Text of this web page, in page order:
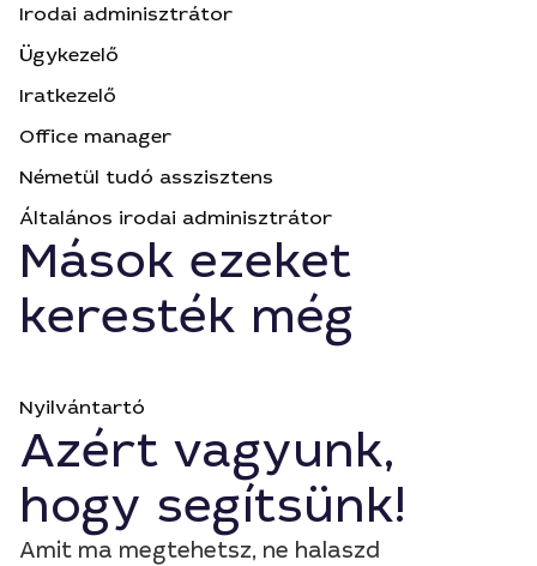
Irodai adminisztrátor
Ügykezelő
Iratkezelő
Office manager
Németül tudó asszisztens
Általános irodai adminisztrátor
Mások ezeket
keresték még
Nyilvántartó
Azért vagyunk,
hogy segítsünk!
Amit ma megtehetsz, ne halaszd